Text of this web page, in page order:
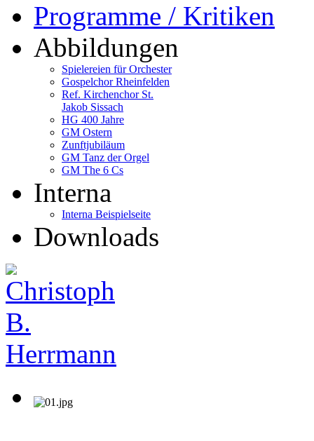
Programme / Kritiken
Abbildungen
Spielereien für Orchester
Gospelchor Rheinfelden
Ref. Kirchenchor St.
Jakob Sissach
HG 400 Jahre
GM Ostern
Zunftjubiläum
GM Tanz der Orgel
GM The 6 Cs
Interna
Interna Beispielseite
Downloads